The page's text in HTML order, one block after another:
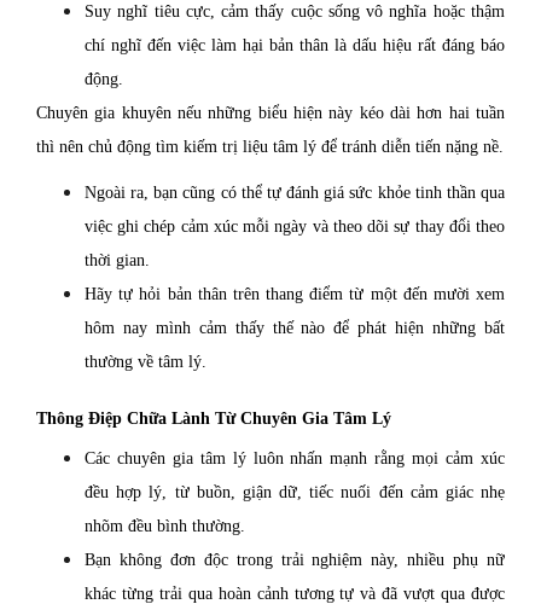
Suy nghĩ tiêu cực, cảm thấy cuộc sống vô nghĩa hoặc thậm
chí nghĩ đến việc làm hại bản thân là dấu hiệu rất đáng báo
động.
Chuyên gia khuyên nếu những biểu hiện này kéo dài hơn hai tuần
thì nên chủ động tìm kiếm trị liệu tâm lý để tránh diễn tiến nặng nề.
Ngoài ra, bạn cũng có thể tự đánh giá sức khỏe tinh thần qua
việc ghi chép cảm xúc mỗi ngày và theo dõi sự thay đổi theo
thời gian.
Hãy tự hỏi bản thân trên thang điểm từ một đến mười xem
hôm nay mình cảm thấy thế nào để phát hiện những bất
thường về tâm lý.
Thông Điệp Chữa Lành Từ Chuyên Gia Tâm Lý
Các chuyên gia tâm lý luôn nhấn mạnh rằng mọi cảm xúc
đều hợp lý, từ buồn, giận dữ, tiếc nuối đến cảm giác nhẹ
nhõm đều bình thường.
Bạn không đơn độc trong trải nghiệm này, nhiều phụ nữ
khác từng trải qua hoàn cảnh tương tự và đã vượt qua được